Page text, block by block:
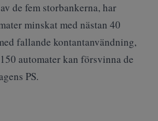
de fem storbankerna, har
minskat med nästan 40
fallande kontantanvändning,
automater kan försvinna de
PS.